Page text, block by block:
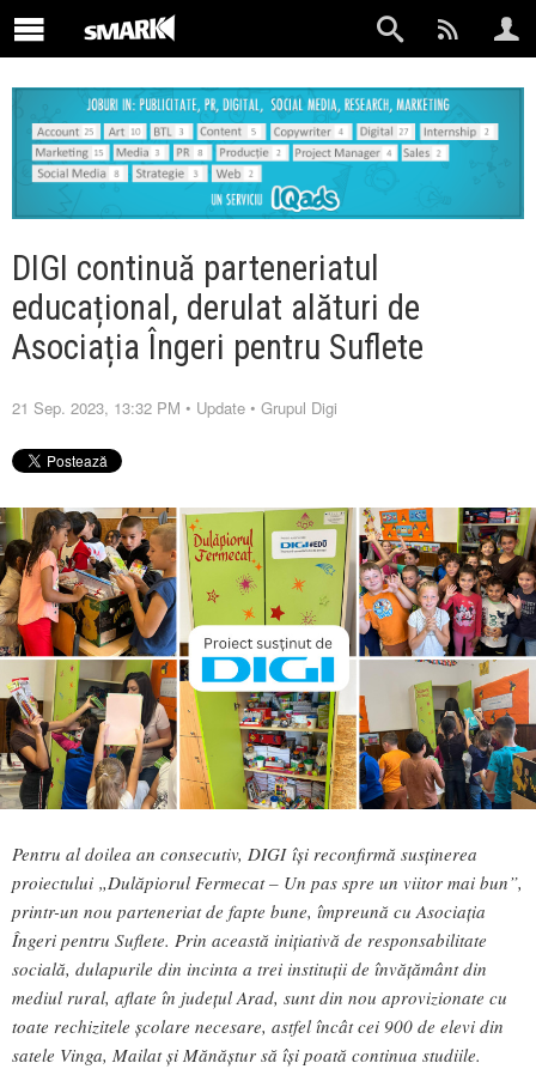
DIGI continuă parteneriatul
educațional, derulat alături de
Asociația Îngeri pentru Suflete
21 Sep. 2023, 13:32 PM • Update • Grupul Digi
Pentru al doilea an consecutiv, DIGI își reconfirmă susținerea
proiectului „Dulăpiorul Fermecat – Un pas spre un viitor mai bun”,
printr-un nou parteneriat de fapte bune, împreună cu Asociația
Îngeri pentru Suflete. Prin această inițiativă de responsabilitate
socială, dulapurile din incinta a trei instituții de învățământ din
mediul rural, aflate în județul Arad, sunt din nou aprovizionate cu
toate rechizitele școlare necesare, astfel încât cei 900 de elevi din
satele Vinga, Mailat și Mănăștur să își poată continua studiile.